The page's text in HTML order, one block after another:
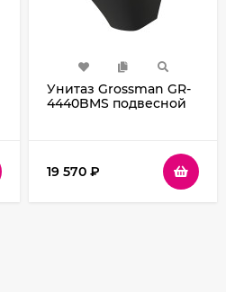
Унитаз Grossman GR-
4440BMS подвесной
19 570 ₽